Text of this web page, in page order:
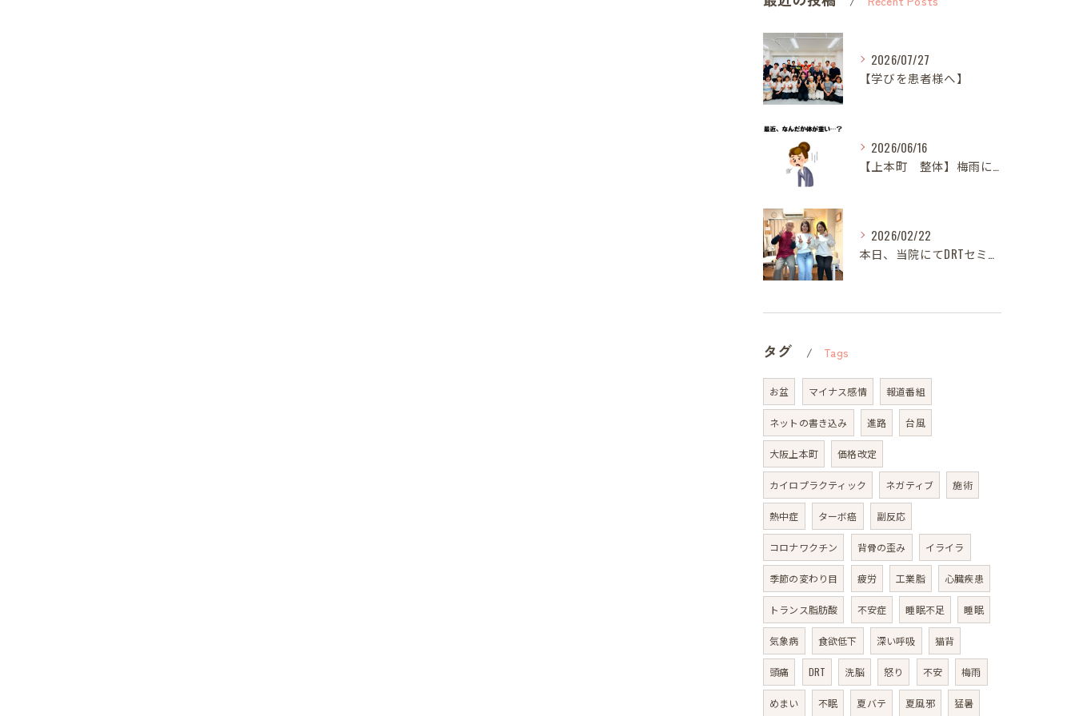
2026/07/27
【学びを患者様へ】
2026/06/16
【上本町 整体】梅雨になると体調が悪くなる方へ
2026/02/22
本日、当院にてDRTセミナーを開催いたしました。
タグ Tags
お盆 マイナス感情 報道番組
ネットの書き込み 進路 台風
大阪上本町 価格改定
カイロプラクティック ネガティブ 施術
熱中症 ターボ癌 副反応
コロナワクチン 背骨の歪み イライラ
季節の変わり目 疲労 工業脂 心臓疾患
トランス脂肪酸 不安症 睡眠不足 睡眠
気象病 食欲低下 深い呼吸 猫背
頭痛 DRT 洗脳 怒り 不安 梅雨
めまい 不眠 夏バテ 夏風邪 猛暑